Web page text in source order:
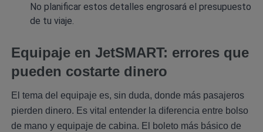
No planificar estos detalles engrosará el presupuesto
de tu viaje.
Equipaje en JetSMART: errores que
pueden costarte dinero
El tema del equipaje es, sin duda, donde más pasajeros
pierden dinero. Es vital entender la diferencia entre bolso
de mano y equipaje de cabina. El boleto más básico de